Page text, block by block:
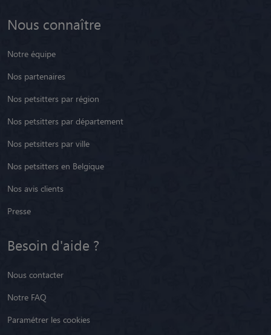
Nous connaître
Notre équipe
Nos partenaires
Nos petsitters par région
Nos petsitters par département
Nos petsitters par ville
Nos petsitters en Belgique
Nos avis clients
Presse
Besoin d'aide ?
Nous contacter
Notre FAQ
Paramétrer les cookies